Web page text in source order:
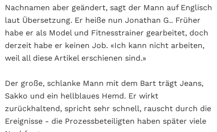
Nachnamen aber geändert, sagt der Mann auf Englisch
laut Übersetzung. Er heiße nun Jonathan G.. Früher
habe er als Model und Fitnesstrainer gearbeitet, doch
derzeit habe er keinen Job. «Ich kann nicht arbeiten,
weil all diese Artikel erschienen sind.»
Der große, schlanke Mann mit dem Bart trägt Jeans,
Sakko und ein hellblaues Hemd. Er wirkt
zurückhaltend, spricht sehr schnell, rauscht durch die
Ereignisse - die Prozessbeteiligten haben später viele